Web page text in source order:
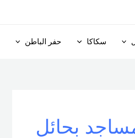
سكاكا حفر الباطن
بحائل